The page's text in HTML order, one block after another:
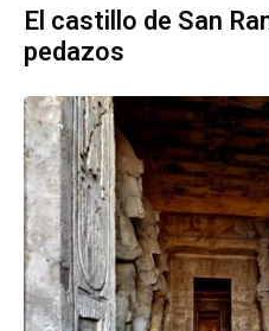
El castillo de San
pedazos